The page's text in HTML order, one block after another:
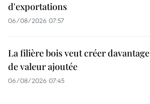
d'exportations
06/08/2026 07:57
La filière bois veut créer davantage
de valeur ajoutée
06/08/2026 07:45